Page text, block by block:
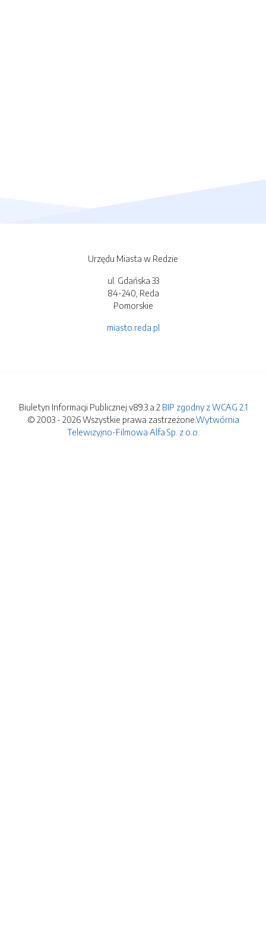
Urzędu Miasta w Redzie
ul. Gdańska 33
84-240, Reda
Pomorskie
miasto.reda.pl
Biuletyn Informacji Publicznej v89.3.a.2 BIP zgodny z WCAG 2.1
© 2003 - 2026 Wszystkie prawa zastrzeżone.Wytwórnia
Telewizyjno-Filmowa Alfa Sp. z o.o.